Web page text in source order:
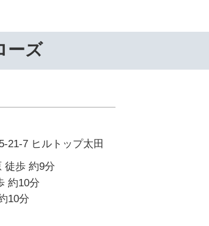
ーズ
21-7 ヒルトップ太田
徒歩 約9分
約10分
10分